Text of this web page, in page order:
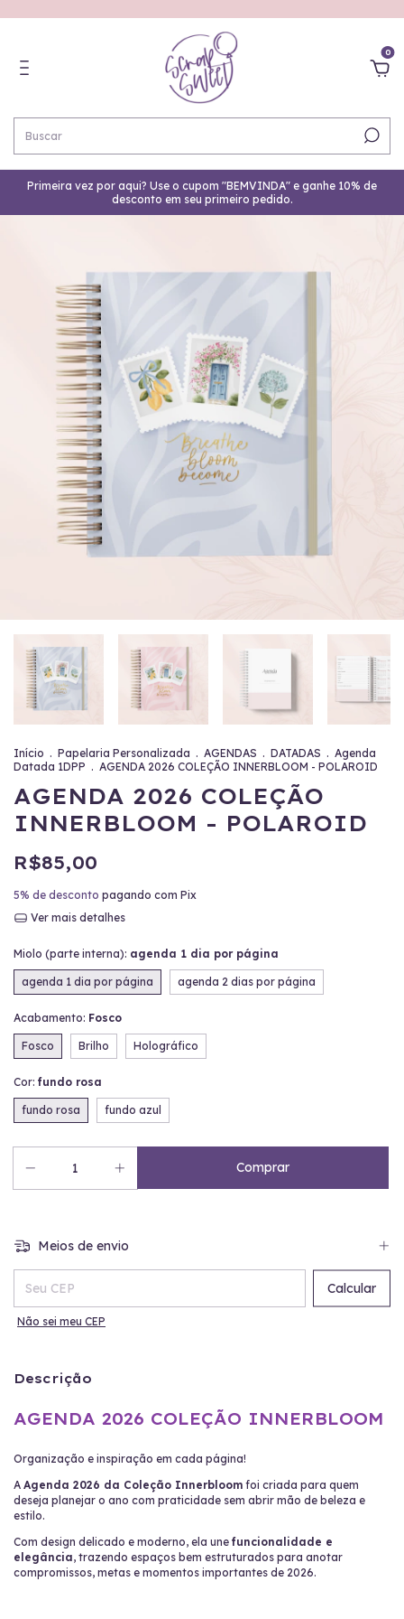
0
Primeira vez por aqui? Use o cupom "BEMVINDA" e ganhe 10% de
desconto em seu primeiro pedido.
Início . Papelaria Personalizada . AGENDAS . DATADAS . Agenda
Datada 1DPP . AGENDA 2026 COLEÇÃO INNERBLOOM - POLAROID
AGENDA 2026 COLEÇÃO
INNERBLOOM - POLAROID
R$85,00
5% de desconto pagando com Pix
Ver mais detalhes
Miolo (parte interna): agenda 1 dia por página
agenda 1 dia por página agenda 2 dias por página
Acabamento: Fosco
Fosco Brilho Holográfico
Cor: fundo rosa
fundo rosa fundo azul
Meios de envio
Entregas para o CEP:
Calcular
Não sei meu CEP
Descrição
AGENDA 2026 COLEÇÃO INNERBLOOM
Organização e inspiração em cada página!
A Agenda 2026 da Coleção Innerbloom foi criada para quem
deseja planejar o ano com praticidade sem abrir mão de beleza e
estilo.
Com design delicado e moderno, ela une funcionalidade e
elegância, trazendo espaços bem estruturados para anotar
compromissos, metas e momentos importantes de 2026.